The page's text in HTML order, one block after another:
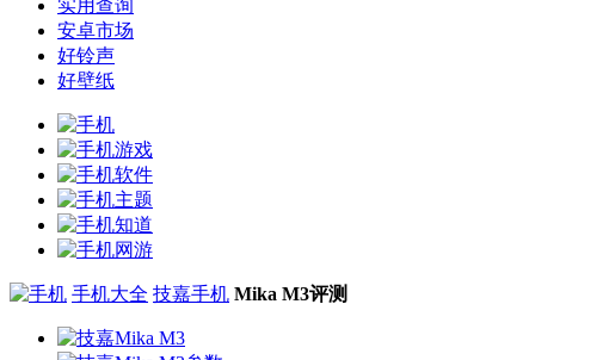
实用查询
安卓市场
好铃声
好壁纸
手机大全 技嘉手机 Mika M3评测